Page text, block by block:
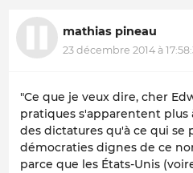
mathias pineau
23 décembre 2014 à
"Ce que je veux dire, cher
pratiques s'apparentent plus
des dictatures qu'à ce qui se
démocraties dignes de ce
parce que les États-Unis